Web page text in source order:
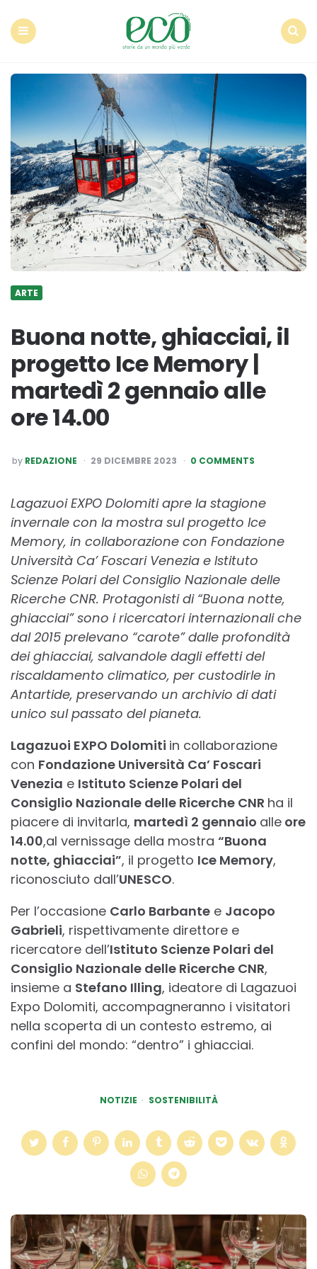
ARTE
Buona notte, ghiacciai, il
progetto Ice Memory |
martedì 2 gennaio alle
ore 14.00
POSTED
BY
by REDAZIONE 29 DICEMBRE 2023 0 COMMENTS
Lagazuoi EXPO Dolomiti apre la stagione
invernale con la mostra sul progetto Ice
Memory, in collaborazione con Fondazione
Università Ca’ Foscari Venezia e Istituto
Scienze Polari del Consiglio Nazionale delle
Ricerche CNR. Protagonisti di “Buona notte,
ghiacciai” sono i ricercatori internazionali che
dal 2015 prelevano “carote” dalle profondità
dei ghiacciai, salvandole dagli effetti del
riscaldamento climatico, per custodirle in
Antartide, preservando un archivio di dati
unico sul passato del pianeta.
Lagazuoi EXPO Dolomiti in collaborazione
con Fondazione Università Ca’ Foscari
Venezia e Istituto Scienze Polari del
Consiglio Nazionale delle Ricerche CNR ha il
piacere di invitarla, martedì 2 gennaio alle ore
14.00,al vernissage della mostra “Buona
notte, ghiacciai”, il progetto Ice Memory,
riconosciuto dall’UNESCO.
Per l’occasione Carlo Barbante e Jacopo
Gabrieli, rispettivamente direttore e
ricercatore dell’Istituto Scienze Polari del
Consiglio Nazionale delle Ricerche CNR,
insieme a Stefano Illing, ideatore di Lagazuoi
Expo Dolomiti, accompagneranno i visitatori
nella scoperta di un contesto estremo, ai
confini del mondo: “dentro” i ghiacciai.
NOTIZIE SOSTENIBILITÀ
Post
navigation